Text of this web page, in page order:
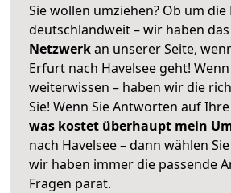
Sie wollen umziehen? Ob um die
deutschlandweit – wir haben das
Netzwerkan unserer Seite,
Erfurt nach Havelsee geht!
weiterwissen – haben wir die
Sie! Wenn Sie Antworten auf
was kostet überhaupt mein
nach Havelsee – dann wählen
wir haben immer die passende
Fragen parat.